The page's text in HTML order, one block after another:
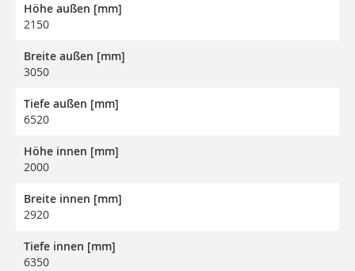
Höhe außen [mm]
2150
Breite außen [mm]
3050
Tiefe außen [mm]
6520
Höhe innen [mm]
2000
Breite innen [mm]
2920
Tiefe innen [mm]
6350